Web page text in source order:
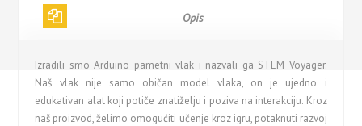
Opis
Izradili smo Arduino pametni vlak i nazvali ga STEM Voyager.
Naš vlak nije samo običan model vlaka, on je ujedno i
edukativan alat koji potiče znatiželju i poziva na interakciju. Kroz
naš proizvod, želimo omogućiti učenje kroz igru, potaknuti razvoj